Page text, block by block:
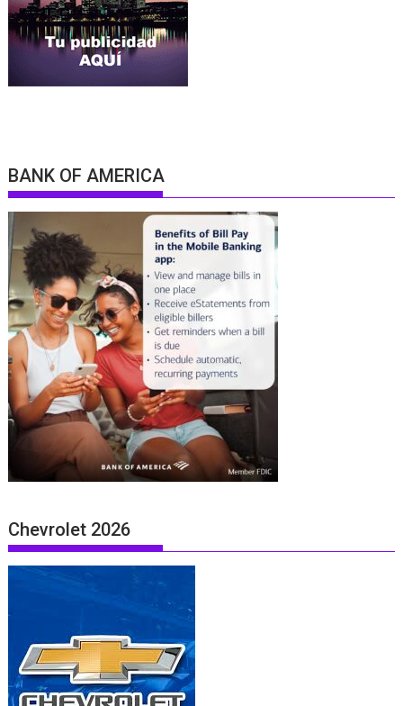
BANK OF AMERICA
Chevrolet 2026